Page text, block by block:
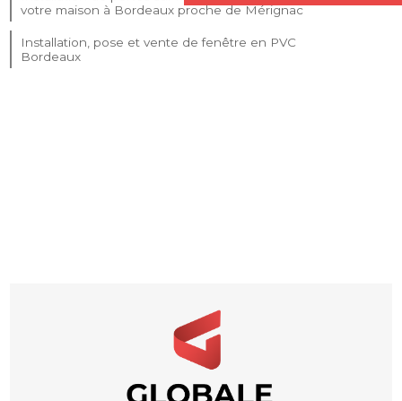
votre maison à Bordeaux proche de Mérignac
Installation, pose et vente de fenêtre en PVC
Bordeaux